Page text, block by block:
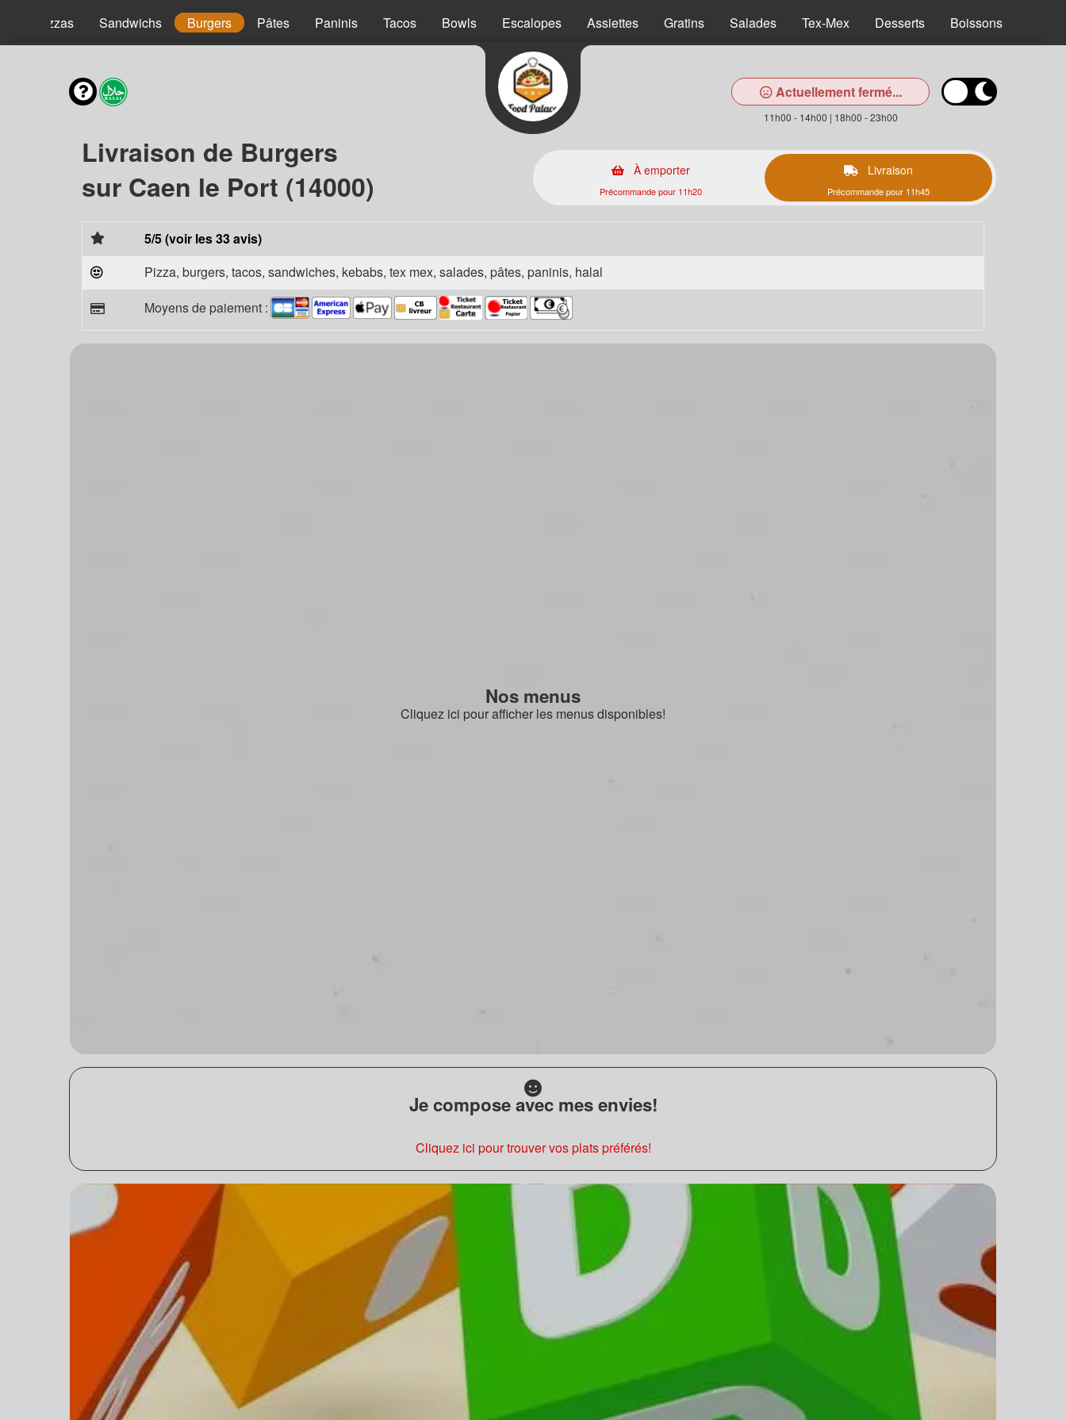
Pizzas Sandwichs Burgers Pâtes Paninis Tacos Bowls Escalopes Assiettes Gratins Salades Tex-Mex Desserts Boissons
Actuellement fermé...
11h00 - 14h00 | 18h00 - 23h00
Livraison de Burgers
sur Caen le Port (14000)
À emporter
Précommande pour 11h20
Livraison
Précommande pour 11h45
5/5 (voir les 33 avis)
Pizza, burgers, tacos, sandwiches, kebabs, tex mex, salades, pâtes, paninis, halal
Moyens de paiement :
Nos menus
Cliquez ici pour afficher les menus disponibles!
Je compose avec mes envies!
Cliquez ici pour trouver vos plats préférés!